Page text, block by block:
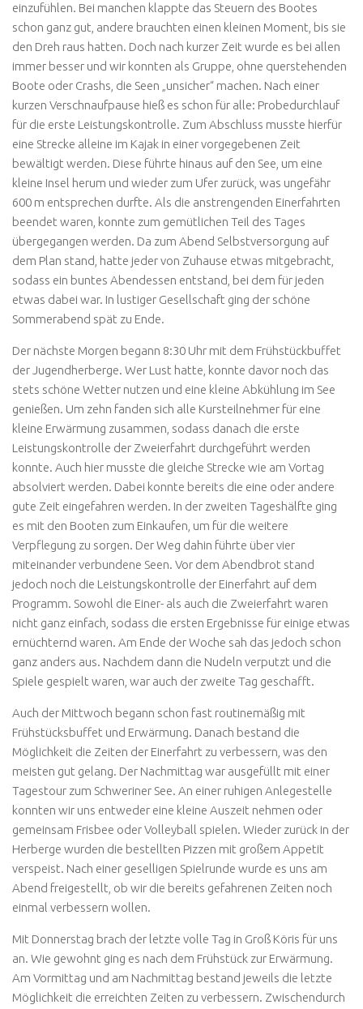
einzufühlen. Bei manchen klappte das Steuern des Bootes
schon ganz gut, andere brauchten einen kleinen Moment, bis sie
den Dreh raus hatten. Doch nach kurzer Zeit wurde es bei allen
immer besser und wir konnten als Gruppe, ohne querstehenden
Boote oder Crashs, die Seen „unsicher“ machen. Nach einer
kurzen Verschnaufpause hieß es schon für alle: Probedurchlauf
für die erste Leistungskontrolle. Zum Abschluss musste hierfür
eine Strecke alleine im Kajak in einer vorgegebenen Zeit
bewältigt werden. Diese führte hinaus auf den See, um eine
kleine Insel herum und wieder zum Ufer zurück, was ungefähr
600 m entsprechen durfte. Als die anstrengenden Einerfahrten
beendet waren, konnte zum gemütlichen Teil des Tages
übergegangen werden. Da zum Abend Selbstversorgung auf
dem Plan stand, hatte jeder von Zuhause etwas mitgebracht,
sodass ein buntes Abendessen entstand, bei dem für jeden
etwas dabei war. In lustiger Gesellschaft ging der schöne
Sommerabend spät zu Ende.
Der nächste Morgen begann 8:30 Uhr mit dem Frühstückbuffet
der Jugendherberge. Wer Lust hatte, konnte davor noch das
stets schöne Wetter nutzen und eine kleine Abkühlung im See
genießen. Um zehn fanden sich alle Kursteilnehmer für eine
kleine Erwärmung zusammen, sodass danach die erste
Leistungskontrolle der Zweierfahrt durchgeführt werden
konnte. Auch hier musste die gleiche Strecke wie am Vortag
absolviert werden. Dabei konnte bereits die eine oder andere
gute Zeit eingefahren werden. In der zweiten Tageshälfte ging
es mit den Booten zum Einkaufen, um für die weitere
Verpflegung zu sorgen. Der Weg dahin führte über vier
miteinander verbundene Seen. Vor dem Abendbrot stand
jedoch noch die Leistungskontrolle der Einerfahrt auf dem
Programm. Sowohl die Einer- als auch die Zweierfahrt waren
nicht ganz einfach, sodass die ersten Ergebnisse für einige etwas
ernüchternd waren. Am Ende der Woche sah das jedoch schon
ganz anders aus. Nachdem dann die Nudeln verputzt und die
Spiele gespielt waren, war auch der zweite Tag geschafft.
Auch der Mittwoch begann schon fast routinemäßig mit
Frühstücksbuffet und Erwärmung. Danach bestand die
Möglichkeit die Zeiten der Einerfahrt zu verbessern, was den
meisten gut gelang. Der Nachmittag war ausgefüllt mit einer
Tagestour zum Schweriner See. An einer ruhigen Anlegestelle
konnten wir uns entweder eine kleine Auszeit nehmen oder
gemeinsam Frisbee oder Volleyball spielen. Wieder zurück in der
Herberge wurden die bestellten Pizzen mit großem Appetit
verspeist. Nach einer geselligen Spielrunde wurde es uns am
Abend freigestellt, ob wir die bereits gefahrenen Zeiten noch
einmal verbessern wollen.
Mit Donnerstag brach der letzte volle Tag in Groß Köris für uns
an. Wie gewohnt ging es nach dem Frühstück zur Erwärmung.
Am Vormittag und am Nachmittag bestand jeweils die letzte
Möglichkeit die erreichten Zeiten zu verbessern. Zwischendurch